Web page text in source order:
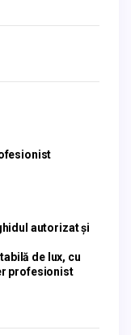
autorizat și
de lux, cu
profesionist